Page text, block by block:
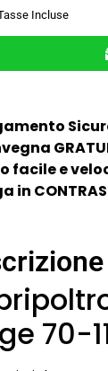
Incluse
facile e
in
70-